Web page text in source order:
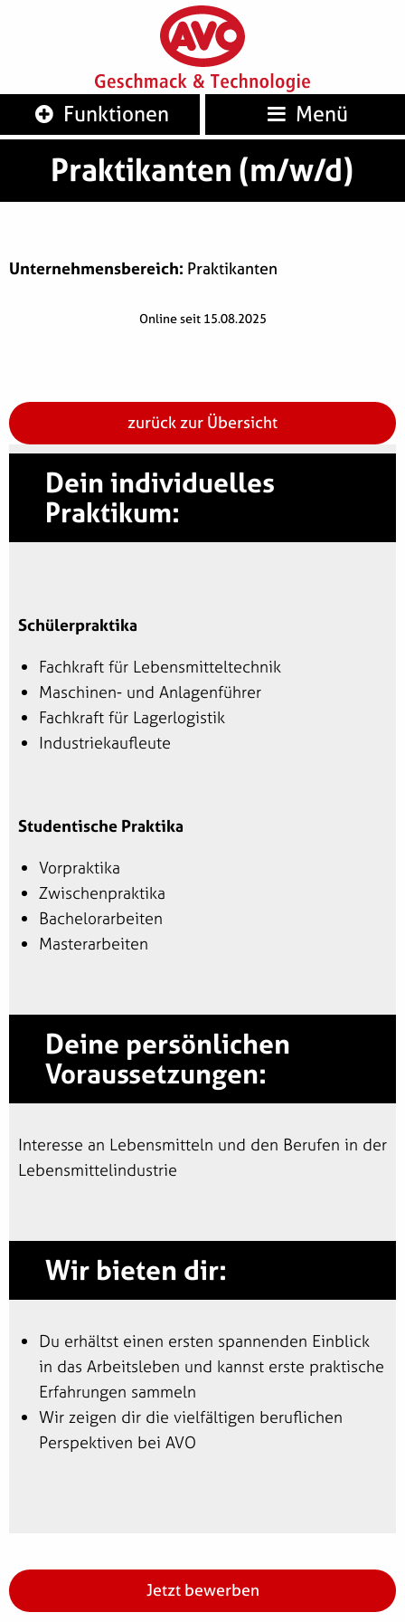
AVO
Funktionen Menü
Praktikanten (m/w/d)
Unternehmensbereich: Praktikanten
Online seit 15.08.2025
zurück zur Übersicht
Dein individuelles
Praktikum:
Schülerpraktika
Fachkraft für Lebensmitteltechnik
Maschinen- und Anlagenführer
Fachkraft für Lagerlogistik
Industriekaufleute
Studentische Praktika
Vorpraktika
Zwischenpraktika
Bachelorarbeiten
Masterarbeiten
Deine persönlichen
Voraussetzungen:
Interesse an Lebensmitteln und den Berufen in der
Lebensmittelindustrie
Wir bieten dir:
Du erhältst einen ersten spannenden Einblick
in das Arbeitsleben und kannst erste praktische
Erfahrungen sammeln
Wir zeigen dir die vielfältigen beruflichen
Perspektiven bei AVO
Jetzt bewerben